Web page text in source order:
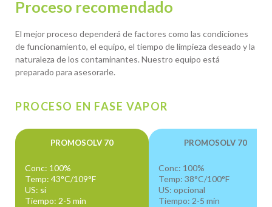
Proceso recomendado
El mejor proceso dependerá de factores como las condiciones
de funcionamiento, el equipo, el tiempo de limpieza deseado y la
naturaleza de los contaminantes. Nuestro equipo está
preparado para asesorarle.
PROCESO EN FASE VAPOR
PROMOSOLV 70
Conc: 100%
Temp: 43°C/109°F
US: sí
Tiempo: 2-5 min
PROMOSOLV 70
Conc: 100%
Temp: 38°C/100°F
US: opcional
Tiempo: 2-5 min